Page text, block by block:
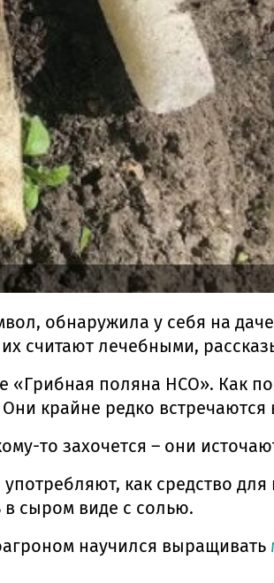
обнаружила у себя на
считают лечебными,
поляна НСО». Как
крайне редко встречаются
то захочется – они
как средство
в сыром виде с солью.
научился выращивать